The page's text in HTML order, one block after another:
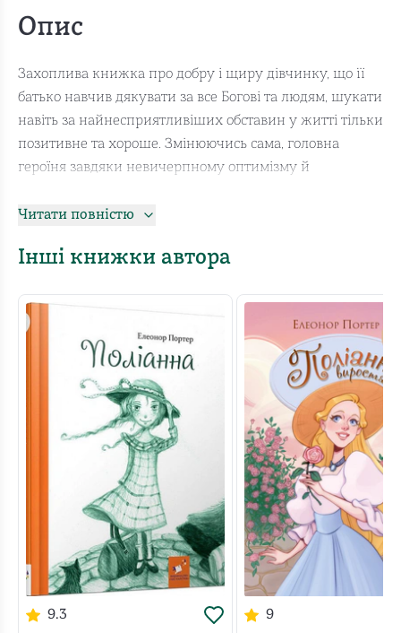
Опис
Захоплива книжка про добру і щиру дівчинку, що її
батько навчив дякувати за все Богові та людям, шукати
навіть за найнесприятливіших обставин у житті тільки
позитивне та хороше. Змінюючись сама, головна
героїня завдяки невичерпному оптимізму й
Цікавий твір — на всі часи.
Читати повністю
Інші книжки автора
9.3 9